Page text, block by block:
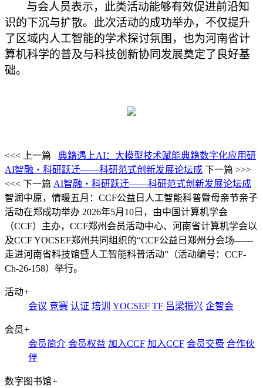
与会人员表示，此类活动能够有效促进前沿知
识的下沉与扩散。此次活动的成功举办，不仅提升
了区域内人工智能的学术探讨氛围，也为河南省计
算机科学的普及与科技创新协同发展奠定了良好基
础。
<<< 上一篇
典籍遇上AI：大模型技术赋能典籍数字化应用研
AI智融・科研跃迁——科研范式创新发展论坛成 下一篇 >>>
<<< 下一篇 AI智融・科研跃迁——科研范式创新发展论坛成
智润中原，情暖五月：CCF公益日人工智能科普暨母亲节亲子
活动在郑成功举办 2026年5月10日，由中国计算机学会
（CCF）主办，CCF郑州会员活动中心、河南省计算机学会以
及CCF YOCSEF郑州共同组织的“CCF公益日郑州分会场——
走进河南省科技馆暨人工智能科普活动”（活动编号：CCF-
Ch-26-158）举行。
活动+
会议 竞赛 认证 培训 YOCSEF TF 吕梁振兴 企智会
会员+
会员简介 会员权益 加入CCF 加入CCF 会员交费 合作伙
伴
数字图书馆+